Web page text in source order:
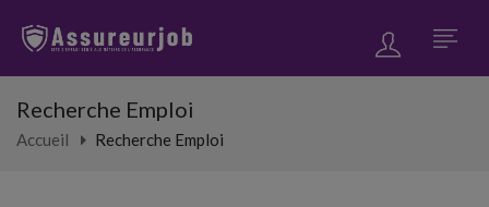
Recherche Emploi
Accueil Recherche Emploi